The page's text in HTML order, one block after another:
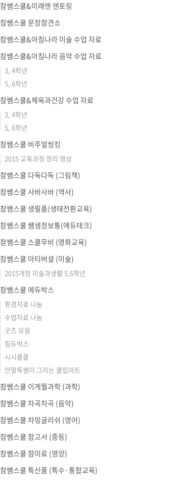
참쌤스쿨&미래엔 엔토링
참쌤스쿨 문장참견소
참쌤스쿨&아침나라 미술 수업 자료
참쌤스쿨&아침나라 음악 수업 자료
3, 4학년
5, 6학년
참쌤스쿨&체육과건강 수업 자료
3, 4학년
5, 6학년
참쌤스쿨 비주얼씽킹
2015 교육과정 정리 영상
참쌤스쿨 다독다독 (그림책)
참쌤스쿨 사바사바 (역사)
참쌤스쿨 생필품(생태전환교육)
참쌤스쿨 쌤샘정보통(에듀테크)
참쌤스쿨 스쿨무비 (영화교육)
참쌤스쿨 아티버셜 (미술)
2015개정 미술과생활 5,6학년
참쌤스쿨 에듀박스
환경자료 나눔
수업자료 나눔
굿즈 모음
림듀박스
시시콜콜
안말뚝쌤이 그리는 클립아트
참쌤스쿨 이게뭘과학 (과학)
참쌤스쿨 차곡차곡 (음악)
참쌤스쿨 차밍글리쉬 (영어)
참쌤스쿨 참고서 (중등)
참쌤스쿨 참미료 (영양)
참쌤스쿨 특산품 (특수·통합교육)